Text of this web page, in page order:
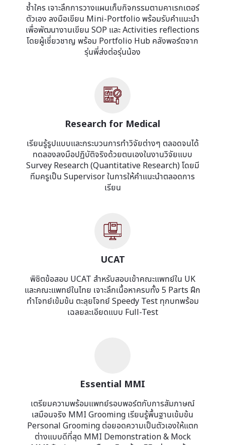
ซ้ำใคร เจาะลึกการวางแผนเก็บกิจกรรมตามคาเรกเตอร์
ตัวเอง ลงมือเขียน Mini-Portfolio พร้อมรับคำแนะนำ
เพื่อพัฒนางานเขียน SOP และ Activities reflections
โดยผู้เชี่ยวชาญ พร้อม Portfolio Hub คลังพอร์ตจาก
รุ่นพี่ส่งต่อรุ่นน้อง
Research for Medical
เรียนรู้รูปแบบและกระบวนการทำวิจัยต่างๆ ตลอดจนได้
ทดลองลงมือปฏิบัติจริงด้วยตนเองในงานวิจัยแบบ
Survey Research (Quantitative Research) โดยมี
ทีมครูเป็น Supervisor ในการให้คำแนะนำตลอดการ
เรียน
UCAT
พิชิตข้อสอบ UCAT สำหรับสอบเข้าคณะแพทย์ใน UK
และคณะแพทย์ในไทย เจาะลึกเนื้อหาครบทั้ง 5 Parts ฝึก
ทำโจทย์เข้มข้น ตะลุยโจทย์ Speedy Test ทุกบทพร้อม
เฉลยละเอียดแบบ Full-Test
Essential MMI
เตรียมความพร้อมแพทย์รอบพอร์ตกับการสัมภาษณ์
เสมือนจริง MMI Grooming เรียนรู้พื้นฐานเข้มข้น
Personal Grooming ต่อยอดความเป็นตัวเองให้แตก
ต่างแบบดีที่สุด MMI Demonstration & Mock